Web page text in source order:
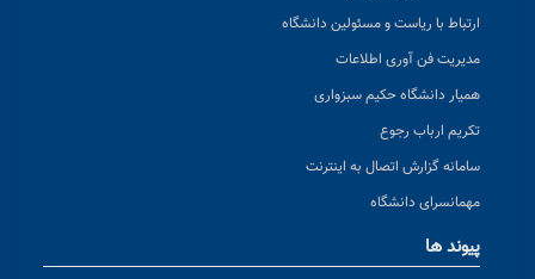
ارتباط با ریاست و مسئولین دانشگاه
مدیریت فن آوری اطلاعات
همیار دانشگاه حکیم سبزواری
تکریم ارباب رجوع
سامانه گزارش اتصال به اینترنت
مهمانسرای دانشگاه
پیوند ها